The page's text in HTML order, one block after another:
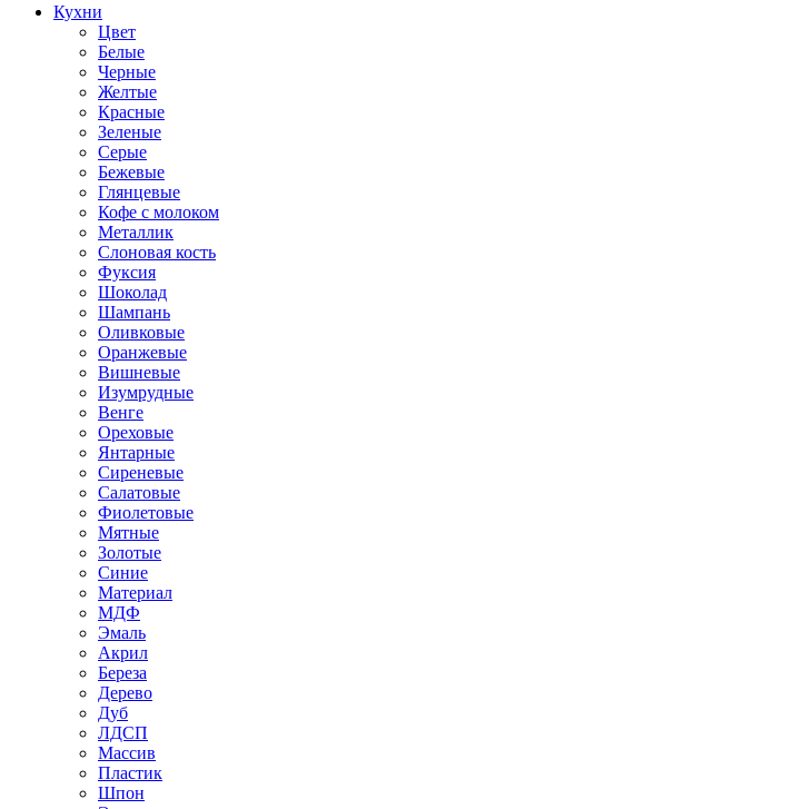
Кухни
Цвет
Белые
Черные
Желтые
Красные
Зеленые
Серые
Бежевые
Глянцевые
Кофе с молоком
Металлик
Слоновая кость
Фуксия
Шоколад
Шампань
Оливковые
Оранжевые
Вишневые
Изумрудные
Венге
Ореховые
Янтарные
Сиреневые
Салатовые
Фиолетовые
Мятные
Золотые
Синие
Материал
МДФ
Эмаль
Акрил
Береза
Дерево
Дуб
ЛДСП
Массив
Пластик
Шпон